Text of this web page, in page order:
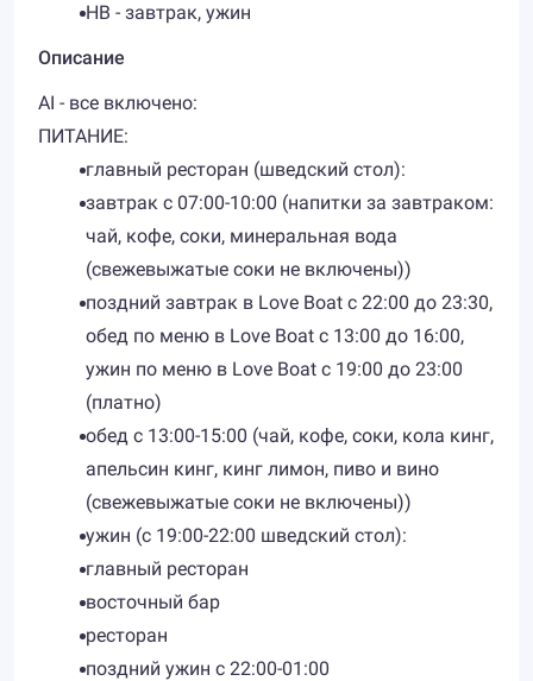
HB - завтрак, ужин
Описание
AI - все включено:
ПИТАНИЕ:
главный ресторан (шведский стол):
завтрак с 07:00-10:00 (напитки за завтраком:
чай, кофе, соки, минеральная вода
(свежевыжатые соки не включены))
поздний завтрак в Love Boat с 22:00 до 23:30,
обед по меню в Love Boat с 13:00 до 16:00,
ужин по меню в Love Boat с 19:00 до 23:00
(платно)
обед с 13:00-15:00 (чай, кофе, соки, кола кинг,
апельсин кинг, кинг лимон, пиво и вино
(свежевыжатые соки не включены))
ужин (с 19:00-22:00 шведский стол):
главный ресторан
восточный бар
ресторан
поздний ужин с 22:00-01:00